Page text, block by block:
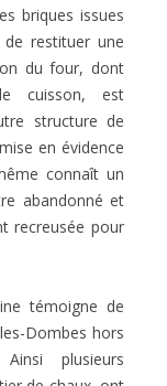
briques issues
restituer une
du four, dont
cuisson, est
structure de
en évidence
connaît un
abandonné et
recreusée pour
témoigne de
Dombes hors
plusieurs